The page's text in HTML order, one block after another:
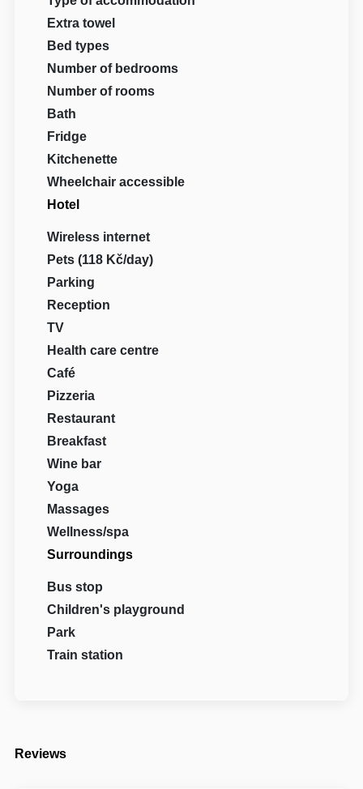
Extra towel
Bed types
Number of bedrooms
Number of rooms
Bath
Fridge
Kitchenette
Wheelchair accessible
Hotel
Wireless internet
Pets (118 Kč/day)
Parking
Reception
TV
Health care centre
Café
Pizzeria
Restaurant
Breakfast
Wine bar
Yoga
Massages
Wellness/spa
Surroundings
Bus stop
Children's playground
Park
Train station
Reviews